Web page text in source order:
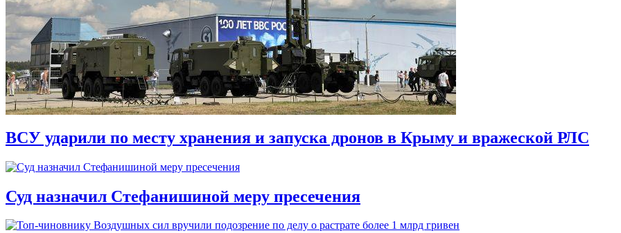
ВСУ ударили по месту хранения и запуска дронов в Крыму и вражеской РЛС
Суд назначил Стефанишиной меру пресечения